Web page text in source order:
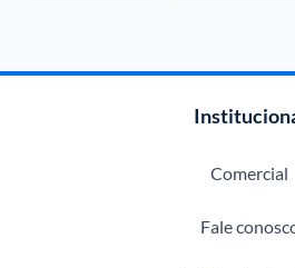
Comercial
Fale